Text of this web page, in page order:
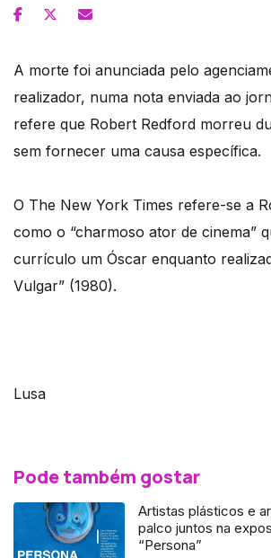
A morte foi anunciada pelo
realizador, numa nota enviada ao
refere que Robert Redford morreu
sem fornecer uma causa específica.
O The New York Times refere-se a
como o “charmoso ator de cinema”
currículo um Óscar enquanto
Vulgar” (1980).
Lusa
Pode também gostar
Artistas plásticos e
palco juntos na
“Persona”